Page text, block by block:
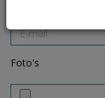
Foto's